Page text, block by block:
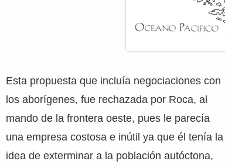
Esta propuesta que incluía negociaciones con
los aborígenes, fue rechazada por Roca, al
mando de la frontera oeste, pues le parecía
una empresa costosa e inútil ya que él tenía la
idea de exterminar a la población autóctona,